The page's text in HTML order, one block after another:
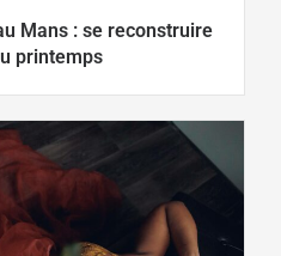
Mans : se reconstruire
printemps